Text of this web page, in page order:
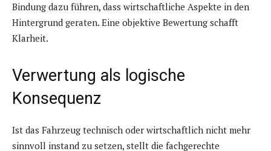
Bindung dazu führen, dass wirtschaftliche Aspekte in den
Hintergrund geraten. Eine objektive Bewertung schafft
Klarheit.
Verwertung als logische
Konsequenz
Ist das Fahrzeug technisch oder wirtschaftlich nicht mehr
sinnvoll instand zu setzen, stellt die fachgerechte